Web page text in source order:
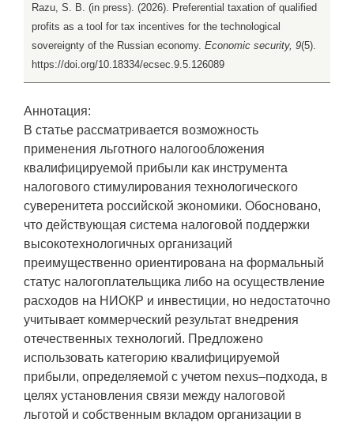
Razu, S. B. (in press). (2026). Preferential taxation of qualified
profits as a tool for tax incentives for the technological
sovereignty of the Russian economy. Economic security, 9(5).
https://doi.org/10.18334/ecsec.9.5.126089
Аннотация:
В статье рассматривается возможность
применения льготного налогообложения
квалифицируемой прибыли как инструмента
налогового стимулирования технологического
суверенитета российской экономики. Обосновано,
что действующая система налоговой поддержки
высокотехнологичных организаций
преимущественно ориентирована на формальный
статус налогоплательщика либо на осуществление
расходов на НИОКР и инвестиции, но недостаточно
учитывает коммерческий результат внедрения
отечественных технологий. Предложено
использовать категорию квалифицируемой
прибыли, определяемой с учетом nexus–подхода, в
целях установления связи между налоговой
льготой и собственным вкладом организации в